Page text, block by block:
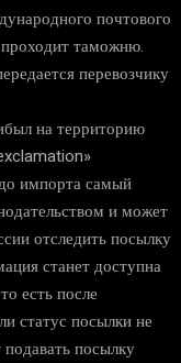
почтового
таможню.
перевозчику
на территорию
импорта самый
и может
отследить посылку
станет доступна
есть после
статус посылки не
посылку